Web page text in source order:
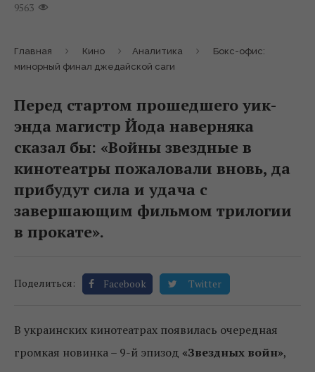
9563
Главная Кино Аналитика
Бокс-офис:
минорный финал джедайской саги
Перед стартом прошедшего уик-
энда магистр Йода наверняка
сказал бы: «Войны звездные в
кинотеатры пожаловали вновь, да
прибудут сила и удача с
завершающим фильмом трилогии
в прокате».
Поделиться: Facebook Twitter
В украинских кинотеатрах появилась очередная
громкая новинка – 9-й эпизод «Звездных войн»,